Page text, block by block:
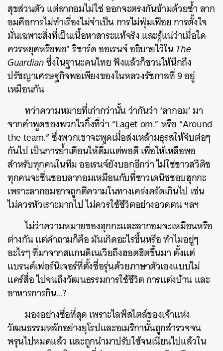
สุขส่วนตัว แต่ลากอมไม่ใช่ ออกจะตรงกันข้ามด้วยซ้ำ ลาก
อมคือการไม่ทำเรื่องไม่จำเป็น การไม่ฟุ่มเฟือย การตั้งใจ
มั่นเฉพาะสิ่งที่เป็นเนื้อหาสาระแท้จริง และรู้แน่ว่าเมื่อใด
ควรหยุดหรือพอ” ริชาร์ด ออเรนจ์ อธิบายไว้ในThe
Guardianซึ่งในฐานะคนไทย ฟังแล้วก็ชวนให้นึกถึง
ปรัชญาเศรษฐกิจพอเพียงของในหลวงรัชกาลที่ 9 อยู่
เหมือนกัน
ทว่าความหมายที่เก่ากว่านั้น ว่ากันว่า ‘ลากอม’ มา
จากคำพูดของพวกไวกิ้งที่ว่า “Laget om.” หรือ “Around
the team.” ซึ่งพวกเขาจะพูดเมื่อส่งเหล้ามธุรสให้จิบต่อๆ
กันไป เป็นการย้ำเตือนให้ดื่มแต่พอดี เพื่อให้เหลือพอ
สำหรับทุกคนในทีม ออเรนจ์ยังบอกอีกว่า ไม่ใช่ชาวสวีดิช
ทุกคนจะชื่นชอบลากอมเหมือนกับที่ชาวเดนิชชอบฮุกกะ
เพราะลากอมอาจถูกตีความในทางเคร่งครัดเกินไป เช่น
ไม่ควรหัวเราะมากไป ไม่ควรใช้ชีวิตอย่างอวดตน ฯลฯ
ไม่ว่าความหมายของฮุกกะและลากอมจะเหมือนหรือ
ต่างกัน แต่คำถามก็คือ มันเกิดอะไรขึ้นหรือ ทำไมอยู่ๆ
อะไรๆ ที่มาจากสแกนดิเนเวียถึงฮอตฮิตขึ้นมา ตั้งแต่
แบรนด์เฟอร์นิเจอร์ที่ตั้งชื่อรุ่นด้วยภาษาตัวเองแบบไม่
แคร์สื่อ ไปจนถึงวัฒนธรรมการใช้ชีวิต การแต่งบ้าน และ
อาหารการกิน…?
มองอย่างซื่อที่สุด เพราะไลฟ์สไตล์ของเจ้าแห่ง
วัฒนธรรมหลักอย่างยุโรปและอเมริกานั้นถูกสำรวจจน
พรุนไปหมดแล้ว และถูกนำมาปรับใช้จนเนียนไปแล้วใน
ค้นหา
SHARE TWEET LINE EMAIL